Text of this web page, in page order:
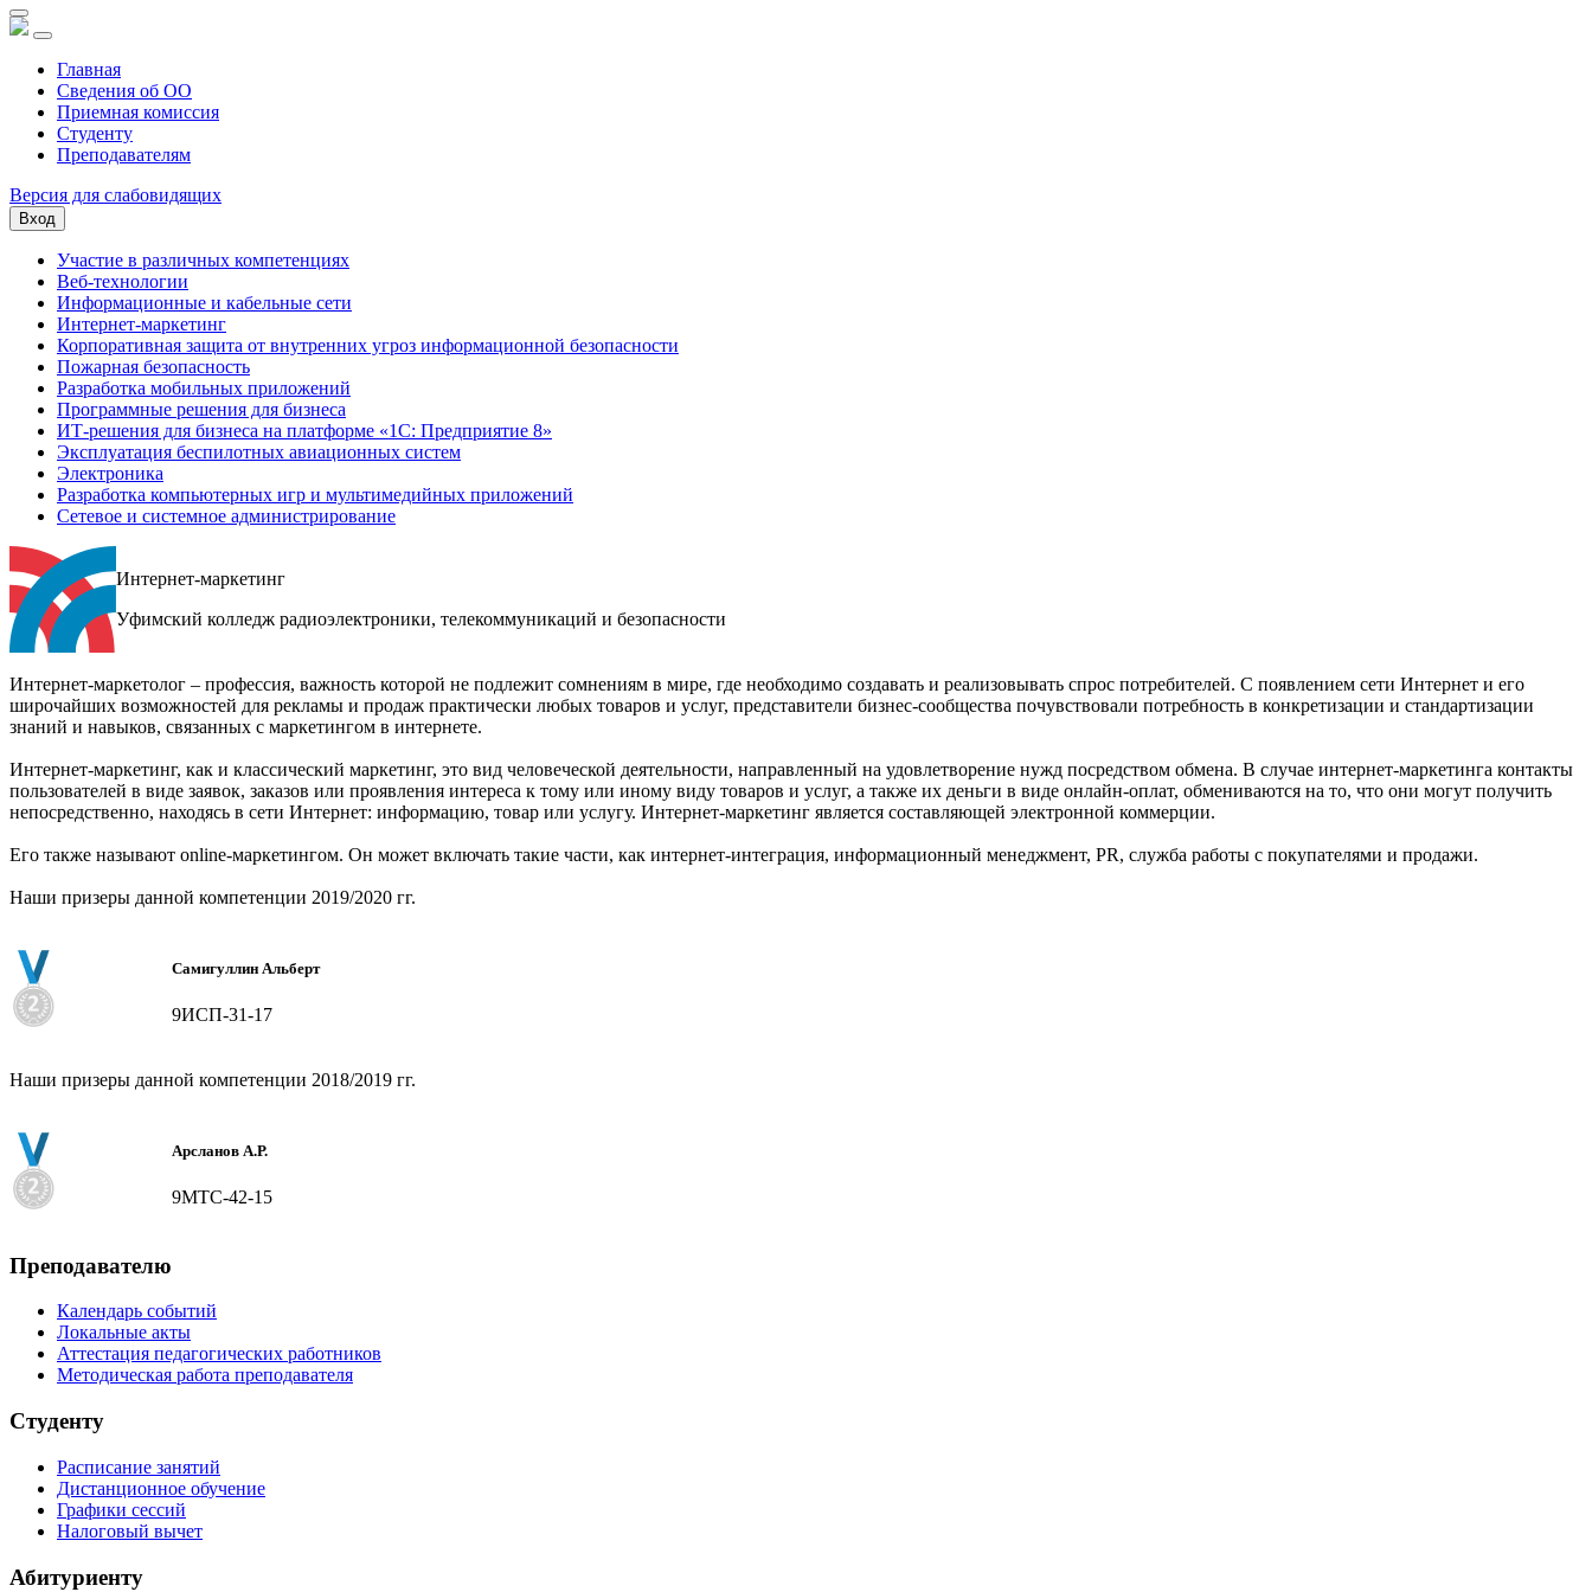
Главная
Сведения об ОО
Приемная комиссия
Студенту
Преподавателям
Версия для слабовидящих
Вход
Участие в различных компетенциях
Веб-технологии
Информационные и кабельные сети
Интернет-маркетинг
Корпоративная защита от внутренних угроз информационной безопасности
Пожарная безопасность
Разработка мобильных приложений
Программные решения для бизнеса
ИТ-решения для бизнеса на платформе «1С: Предприятие 8»
Эксплуатация беспилотных авиационных систем
Электроника
Разработка компьютерных игр и мультимедийных приложений
Сетевое и системное администрирование
Интернет-маркетинг
Уфимский колледж радиоэлектроники, телекоммуникаций и безопасности
Интернет-маркетолог – профессия, важность которой не подлежит сомнениям в мире, где необходимо создавать и реализовывать спрос потребителей. С появлением сети Интернет и его
широчайших возможностей для рекламы и продаж практически любых товаров и услуг, представители бизнес-сообщества почувствовали потребность в конкретизации и стандартизации
знаний и навыков, связанных с маркетингом в интернете.
Интернет-маркетинг, как и классический маркетинг, это вид человеческой деятельности, направленный на удовлетворение нужд посредством обмена. В случае интернет-маркетинга контакты
пользователей в виде заявок, заказов или проявления интереса к тому или иному виду товаров и услуг, а также их деньги в виде онлайн-оплат, обмениваются на то, что они могут получить
непосредственно, находясь в сети Интернет: информацию, товар или услугу. Интернет-маркетинг является составляющей электронной коммерции.
Его также называют online-маркетингом. Он может включать такие части, как интернет-интеграция, информационный менеджмент, PR, служба работы с покупателями и продажи.
Наши призеры данной компетенции 2019/2020 гг.
Самигуллин Альберт
9ИСП-31-17
Наши призеры данной компетенции 2018/2019 гг.
Арсланов А.Р.
9МТС-42-15
Преподавателю
Календарь событий
Локальные акты
Аттестация педагогических работников
Методическая работа преподавателя
Студенту
Расписание занятий
Дистанционное обучение
Графики сессий
Налоговый вычет
Абитуриенту